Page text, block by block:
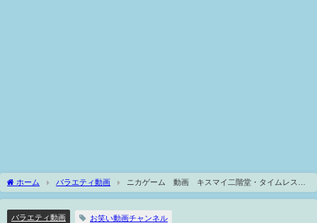
ホーム バラエティ動画
ニカゲーム 動画 キスマイ二階堂・タイムレス猪
俣・松井ケムリがさまざまな新ゲームに挑戦 10月8日
バラエティ動画 お笑い動画チャンネル